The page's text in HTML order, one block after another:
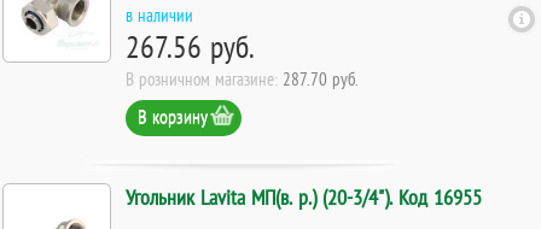
в наличии
267.56 руб.
В розничном магазине: 287.70 руб.
В корзину
Угольник Lavita МП(в. р.) (20-3/4"). Код 16955